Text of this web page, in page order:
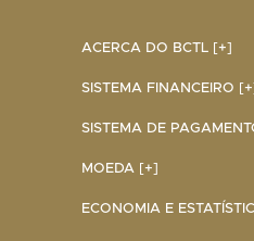
ACERCA DO BCTL [+]
SISTEMA FINANCEIRO
SISTEMA DE
MOEDA [+]
ECONOMIA E